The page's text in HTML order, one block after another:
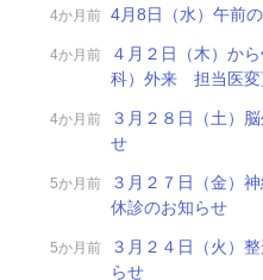
4か月前 4月8日（水）午前
4か月前
４月２日（木）か
科）外来 担当医変
4か月前
３月２８日（土）
せ
5か月前
３月２７日（金）
休診のお知らせ
5か月前
３月２４日（火）
らせ